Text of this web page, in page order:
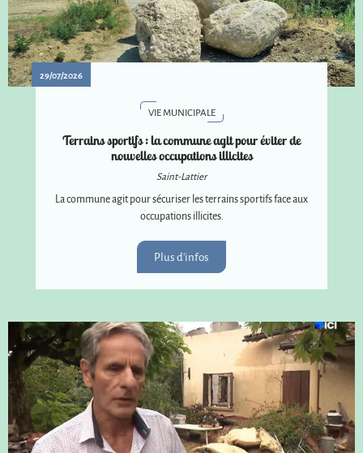
29/07/2026
VIE MUNICIPALE
Terrains sportifs : la commune agit pour éviter de
nouvelles occupations illicites
Saint-Lattier
La commune agit pour sécuriser les terrains sportifs face aux
occupations illicites.
Plus d'infos